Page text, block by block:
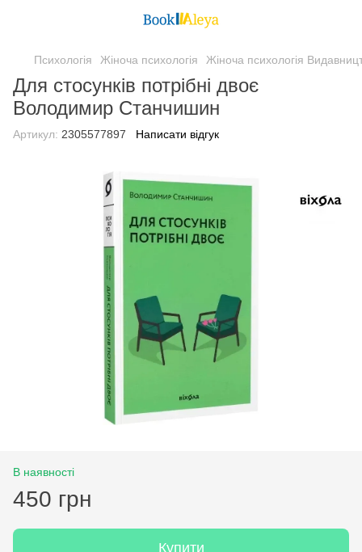
Психологія Жіноча психологія Жіноча психологія
Для стосунків потрібні двоє
Володимир Станчишин
Артикул: 2305577897 Написати відгук
В наявності
450 грн
Купити